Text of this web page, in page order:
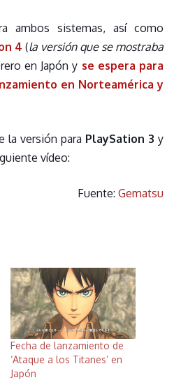
ambos sistemas, así como
4 (la versión que se mostraba
en Japón y se espera para
en Norteamérica y
la versión para PlaySation 3 y
vídeo:
Fuente: Gematsu
Fecha de lanzamiento de
‘Ataque a los Titanes’ en
Japón